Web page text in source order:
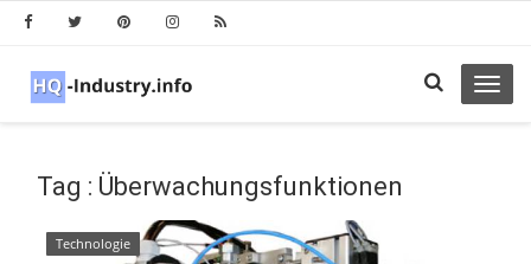
Tag : Überwachungsfunktionen
Technologie